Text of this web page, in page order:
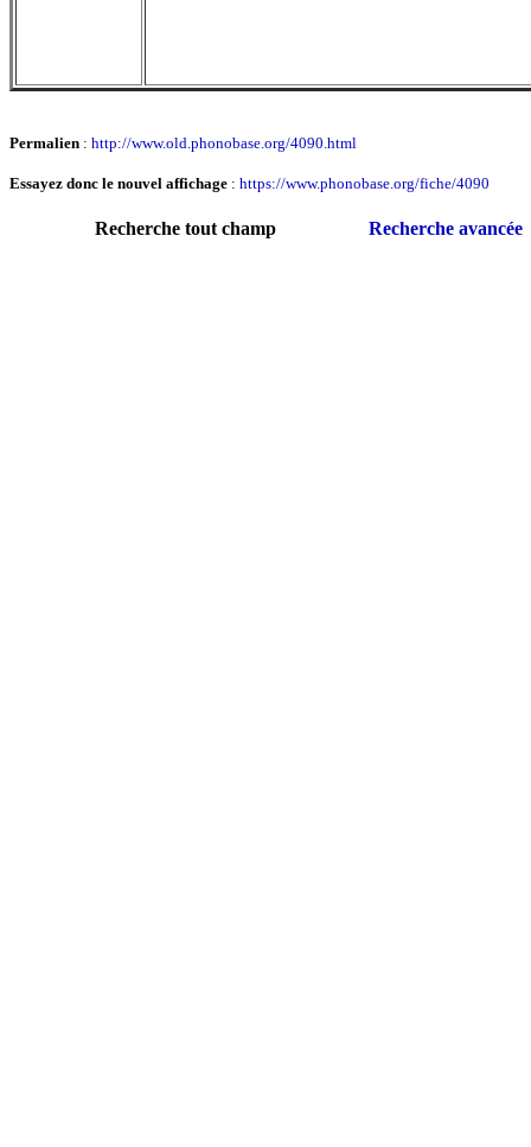
Permalien : http://www.old.phonobase.org/4090.html
Essayez donc le nouvel affichage : https://www.phonobase.org/fiche/4090
Recherche tout champ Recherche avancée